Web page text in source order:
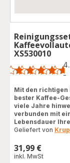
XS530010
Bewertung
-
Mit den richtigen
bester Kaffee-
viele Jahre
verbunden mit
Lebensdauer
Geliefert von
Preis
31,99 €
inkl. MwSt